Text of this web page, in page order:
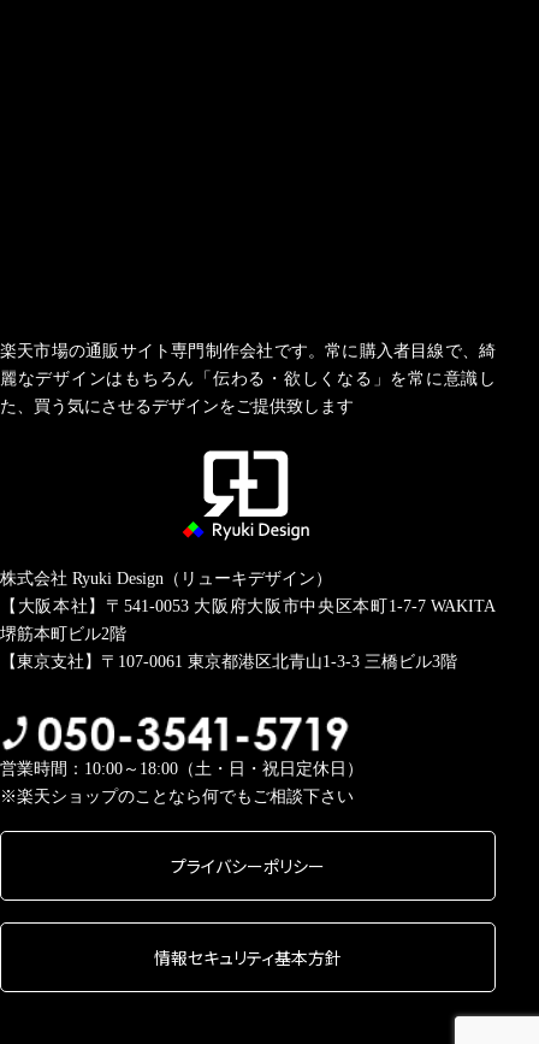
楽天市場の通販サイト専門制作会社です。常に購入者目線で、綺
麗なデザインはもちろん「伝わる・欲しくなる」を常に意識し
た、買う気にさせるデザインをご提供致します
株式会社 Ryuki Design（リューキデザイン）
【大阪本社】〒541-0053大阪府大阪市中央区本町1-7-7 WAKITA
堺筋本町ビル2階
【東京支社】〒107-0061 東京都港区北青山1-3-3 三橋ビル3階
営業時間：10:00～18:00（土・日・祝日定休日）
※楽天ショップのことなら何でもご相談下さい
プライバシーポリシー
情報セキュリティ基本方針